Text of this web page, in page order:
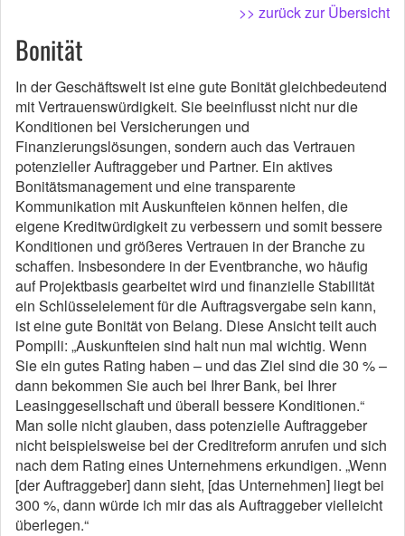
>> zurück zur Übersicht
Bonität
In der Geschäftswelt ist eine gute Bonität gleichbedeutend
mit Vertrauenswürdigkeit. Sie beeinflusst nicht nur die
Konditionen bei Versicherungen und
Finanzierungslösungen, sondern auch das Vertrauen
potenzieller Auftraggeber und Partner. Ein aktives
Bonitätsmanagement und eine transparente
Kommunikation mit Auskunfteien können helfen, die
eigene Kreditwürdigkeit zu verbessern und somit bessere
Konditionen und größeres Vertrauen in der Branche zu
schaffen. Insbesondere in der Eventbranche, wo häufig
auf Projektbasis gearbeitet wird und finanzielle Stabilität
ein Schlüsselelement für die Auftragsvergabe sein kann,
ist eine gute Bonität von Belang. Diese Ansicht teilt auch
Pompili: „Auskunfteien sind halt nun mal wichtig. Wenn
Sie ein gutes Rating haben – und das Ziel sind die 30 % –
dann bekommen Sie auch bei Ihrer Bank, bei Ihrer
Leasinggesellschaft und überall bessere Konditionen.“
Man solle nicht glauben, dass potenzielle Auftraggeber
nicht beispielsweise bei der Creditreform anrufen und sich
nach dem Rating eines Unternehmens erkundigen. „Wenn
[der Auftraggeber] dann sieht, [das Unternehmen] liegt bei
300 %, dann würde ich mir das als Auftraggeber vielleicht
überlegen.“